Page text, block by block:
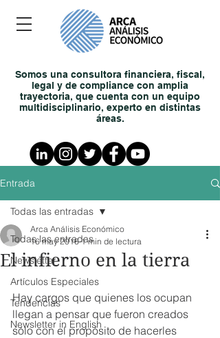
Somos una consultora financiera, fiscal,
legal y de compliance con amplia
trayectoria, que cuenta con un equipo
multidisciplinario, experto en distintas
áreas.
Entrada
Todas las entradas
Newsletter
Artículos Especiales
Tendencias
Newsletter in English
Todas las entradas
El infierno en la tierra
Arca Análisis Económico
16 may 2016 1 min de lectura
Hay cargos que quienes los ocupan
llegan a pensar que fueron creados
sólo con el propósito de hacerles